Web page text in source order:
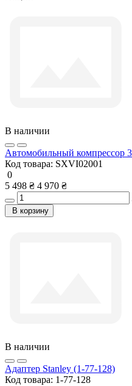
В наличии
Автомобильный компрессор
Код товара: SXVI02001
0
5 498 ₴ 4 970 ₴
В корзину
В наличии
Адаптер Stanley (1-77-128)
Код товара: 1-77-128